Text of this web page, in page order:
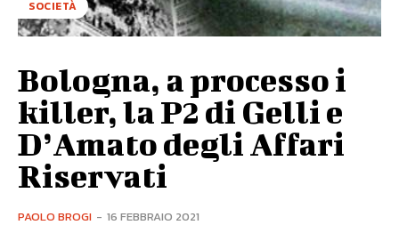
SOCIETÀ
Bologna, a processo i
killer, la P2 di Gelli e
D’Amato degli Affari
Riservati
PAOLO BROGI - 16 FEBBRAIO 2021